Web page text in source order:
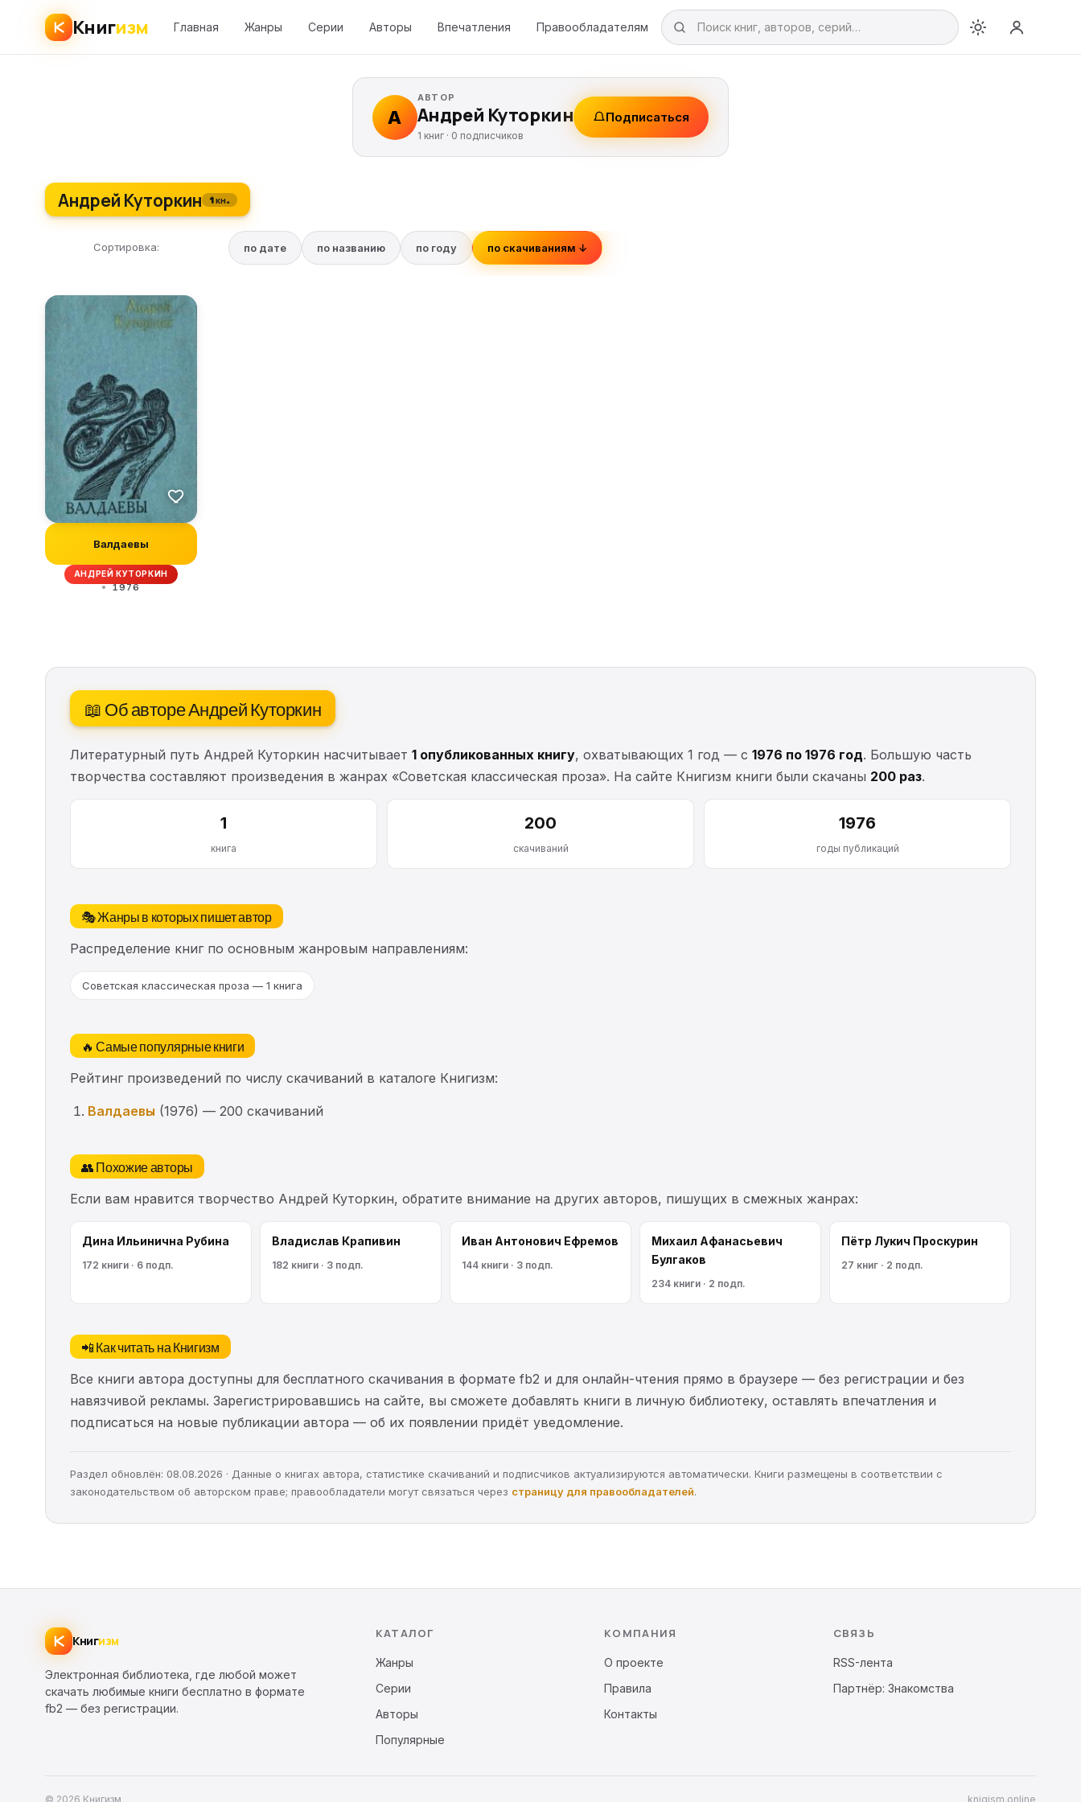
Книгизм Главная Жанры Серии Авторы Впечатления Правообладателям
А
АВТОР
Андрей Куторкин
1 книг · 0 подписчиков
Подписаться
Андрей Куторкин 1 кн.
Сортировка: по дате по названию по году по скачиваниям ↓
Валдаевы
АНДРЕЙ КУТОРКИН
1976
📖 Об авторе Андрей Куторкин
Литературный путь Андрей Куторкин насчитывает 1 опубликованных книгу, охватывающих 1 год — с 1976 по 1976 год. Большую часть
творчества составляют произведения в жанрах «Советская классическая проза». На сайте Книгизм книги были скачаны 200 раз.
1
книга
200
скачиваний
1976
годы публикаций
🎭 Жанры в которых пишет автор
Распределение книг по основным жанровым направлениям:
Советская классическая проза — 1 книга
🔥 Самые популярные книги
Рейтинг произведений по числу скачиваний в каталоге Книгизм:
Валдаевы (1976) — 200 скачиваний
👥 Похожие авторы
Если вам нравится творчество Андрей Куторкин, обратите внимание на других авторов, пишущих в смежных жанрах:
Дина Ильинична Рубина
172 книги · 6 подп.
Владислав Крапивин
182 книги · 3 подп.
Иван Антонович Ефремов
144 книги · 3 подп.
Михаил Афанасьевич
Булгаков
234 книги · 2 подп.
Пётр Лукич Проскурин
27 книг · 2 подп.
📲 Как читать на Книгизм
Все книги автора доступны для бесплатного скачивания в формате fb2 и для онлайн-чтения прямо в браузере — без регистрации и без
навязчивой рекламы. Зарегистрировавшись на сайте, вы сможете добавлять книги в личную библиотеку, оставлять впечатления и
подписаться на новые публикации автора — об их появлении придёт уведомление.
Раздел обновлён: 08.08.2026 · Данные о книгах автора, статистике скачиваний и подписчиков актуализируются автоматически. Книги размещены в соответствии с
законодательством об авторском праве; правообладатели могут связаться через страницу для правообладателей.
Книгизм
Электронная библиотека, где любой может
скачать любимые книги бесплатно в формате
fb2 — без регистрации.
КАТАЛОГ
Жанры
Серии
Авторы
Популярные
КОМПАНИЯ
О проекте
Правила
Контакты
СВЯЗЬ
RSS-лента
Партнёр: Знакомства
© 2026 Книгизм knigism.online